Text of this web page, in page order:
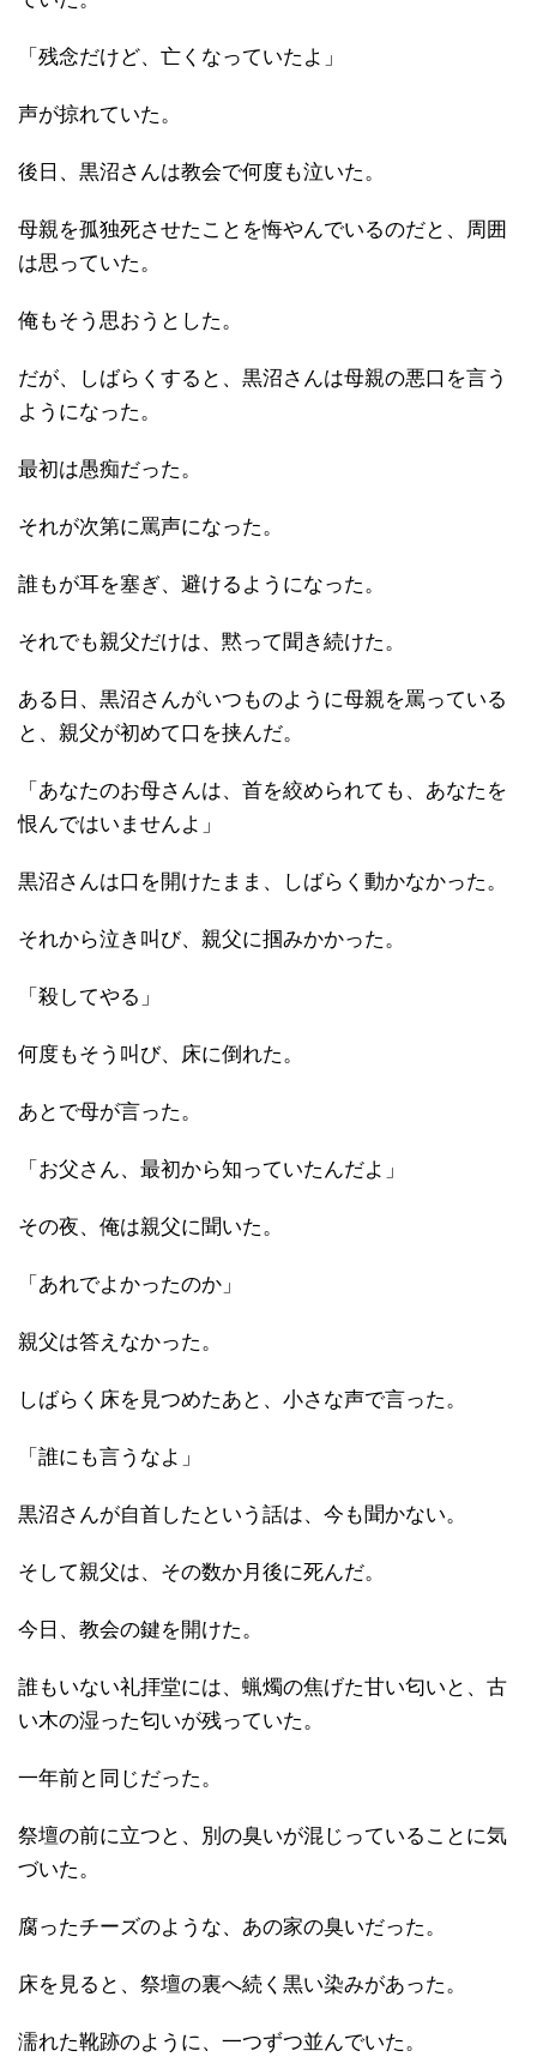
「残念だけど、亡くなっていたよ」
声が掠れていた。
後日、黒沼さんは教会で何度も泣いた。
母親を孤独死させたことを悔やんでいるのだと、周囲
は思っていた。
俺もそう思おうとした。
だが、しばらくすると、黒沼さんは母親の悪口を言う
ようになった。
最初は愚痴だった。
それが次第に罵声になった。
誰もが耳を塞ぎ、避けるようになった。
それでも親父だけは、黙って聞き続けた。
ある日、黒沼さんがいつものように母親を罵っている
と、親父が初めて口を挟んだ。
「あなたのお母さんは、首を絞められても、あなたを
恨んではいませんよ」
黒沼さんは口を開けたまま、しばらく動かなかった。
それから泣き叫び、親父に掴みかかった。
「殺してやる」
何度もそう叫び、床に倒れた。
あとで母が言った。
「お父さん、最初から知っていたんだよ」
その夜、俺は親父に聞いた。
「あれでよかったのか」
親父は答えなかった。
しばらく床を見つめたあと、小さな声で言った。
「誰にも言うなよ」
黒沼さんが自首したという話は、今も聞かない。
そして親父は、その数か月後に死んだ。
今日、教会の鍵を開けた。
誰もいない礼拝堂には、蝋燭の焦げた甘い匂いと、古
い木の湿った匂いが残っていた。
一年前と同じだった。
祭壇の前に立つと、別の臭いが混じっていることに気
づいた。
腐ったチーズのような、あの家の臭いだった。
床を見ると、祭壇の裏へ続く黒い染みがあった。
濡れた靴跡のように、一つずつ並んでいた。